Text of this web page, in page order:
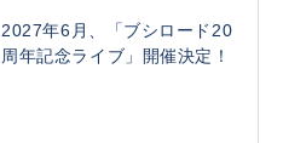
2027年6月、「ブシロード20
周年記念ライブ」開催決定！